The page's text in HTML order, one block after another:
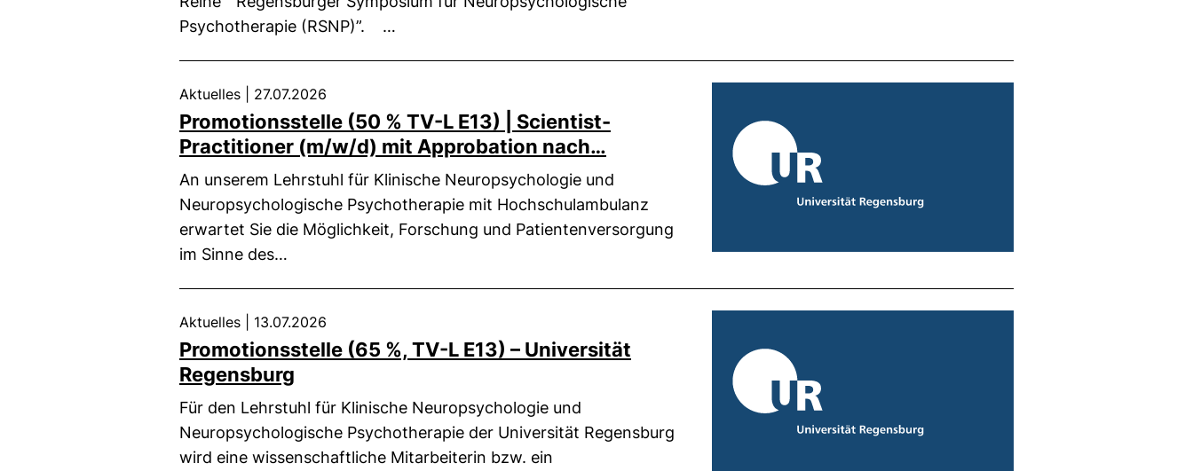
Psychotherapie (RSNP)”. …
Promotionsstelle (50 % TV-L E13) | Scientist-
Practitioner (m/w/d) mit Approbation nach…
Aktuelles 27.07.2026
An unserem Lehrstuhl für Klinische Neuropsychologie und
Neuropsychologische Psychotherapie mit Hochschulambulanz
erwartet Sie die Möglichkeit, Forschung und Patientenversorgung
im Sinne des…
Promotionsstelle (65 %, TV-L E13) – Universität
Regensburg
Aktuelles 13.07.2026
Für den Lehrstuhl für Klinische Neuropsychologie und
Neuropsychologische Psychotherapie der Universität Regensburg
wird eine wissenschaftliche Mitarbeiterin bzw. ein